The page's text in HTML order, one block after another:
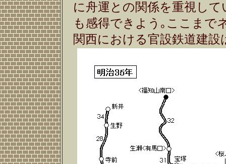
に舟運との関係を重視し
も感得できよう｡ここまで
関西における官設鉄道建